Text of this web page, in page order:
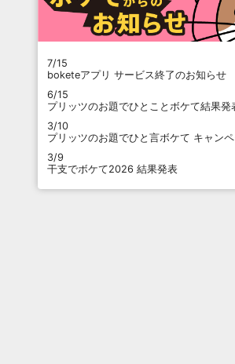
7/15
boketeアプリ サービス終了のお知らせ
6/15
プリッツのお題でひとことボケて結果発
3/10
プリッツのお題でひと言ボケて キャン
3/9
干支でボケて2026 結果発表